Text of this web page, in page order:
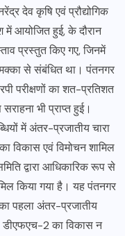
देव कृषि एवं प्रौद्योगिक
में आयोजित हुई, के दौरान
प्रस्तुत किए गए, जिनमें
मक्का से संबंधित था। पंतनगर
परीक्षणों का शत-प्रतिशत
भी प्राप्त हुई।
में अंतर-प्रजातीय चारा
विकास एवं विमोचन शामिल
द्वारा आधिकारिक रूप से
किया गया है। यह पंतनगर
का पहला अंतर-प्रजातीय
डीएफएच-2 का विकास न